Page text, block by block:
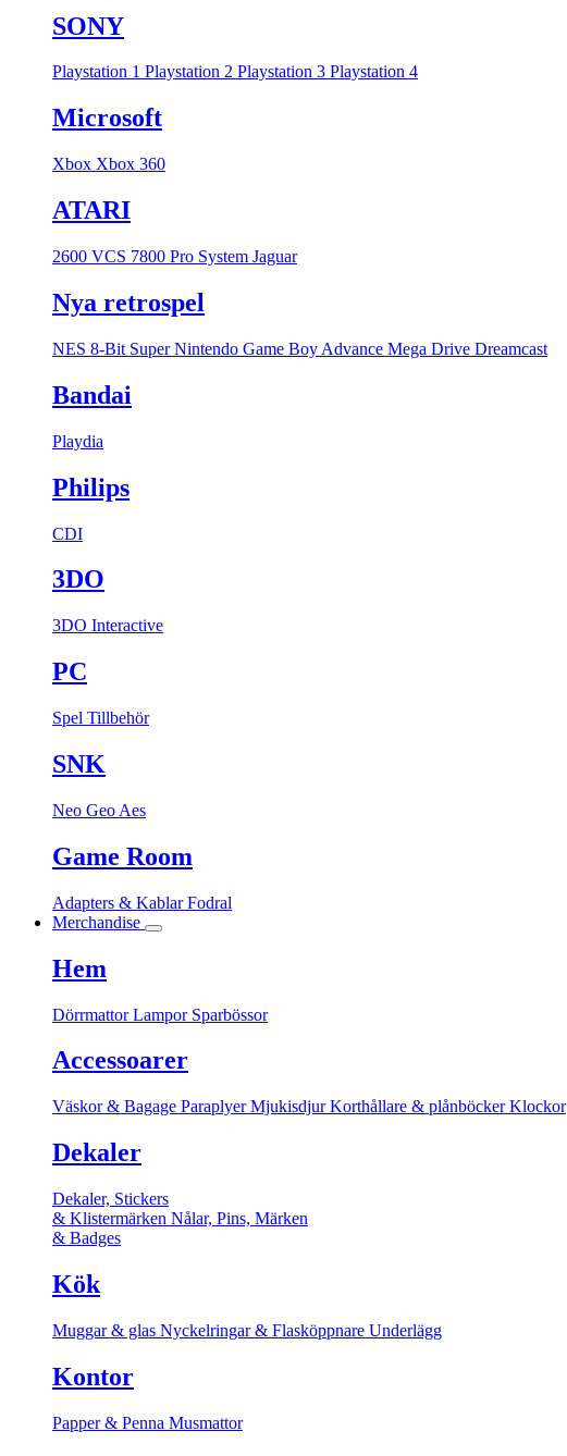
SONY
Playstation 1 Playstation 2 Playstation 3 Playstation 4
Microsoft
Xbox Xbox 360
ATARI
2600 VCS 7800 Pro System Jaguar
Nya retrospel
NES 8-Bit Super Nintendo Game Boy Advance Mega Drive Dreamcast
Bandai
Playdia
Philips
CDI
3DO
3DO Interactive
PC
Spel Tillbehör
SNK
Neo Geo Aes
Game Room
Adapters & KablarFodral
Merchandise
Hem
DörrmattorLampor Sparbössor
Accessoarer
Väskor & Bagage ParaplyerMjukisdjurKorthållare & plånböckerKlockor
Dekaler
Dekaler, Stickers
& Klistermärken Nålar, Pins, Märken
& Badges
Kök
Muggar & glas Nyckelringar & Flasköppnare Underlägg
Kontor
Papper & Penna Musmattor